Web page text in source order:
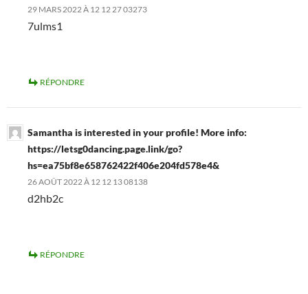
29 MARS 2022 À 12 12 27 03273
7ulms1
RÉPONDRE
Samantha is interested in your profile! More info:
https://letsg0dancing.page.link/go?
hs=ea75bf8e658762422f406e204fd578e4&
26 AOÛT 2022 À 12 12 13 08138
d2hb2c
RÉPONDRE